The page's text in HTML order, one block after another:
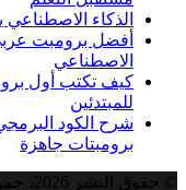
الذكاء
أفضل برومبت
الاصطناعي
للمبتدئين
برومبتات جاهزة
© حقوق النشر 2026، جميع الحقوق محفوظة |